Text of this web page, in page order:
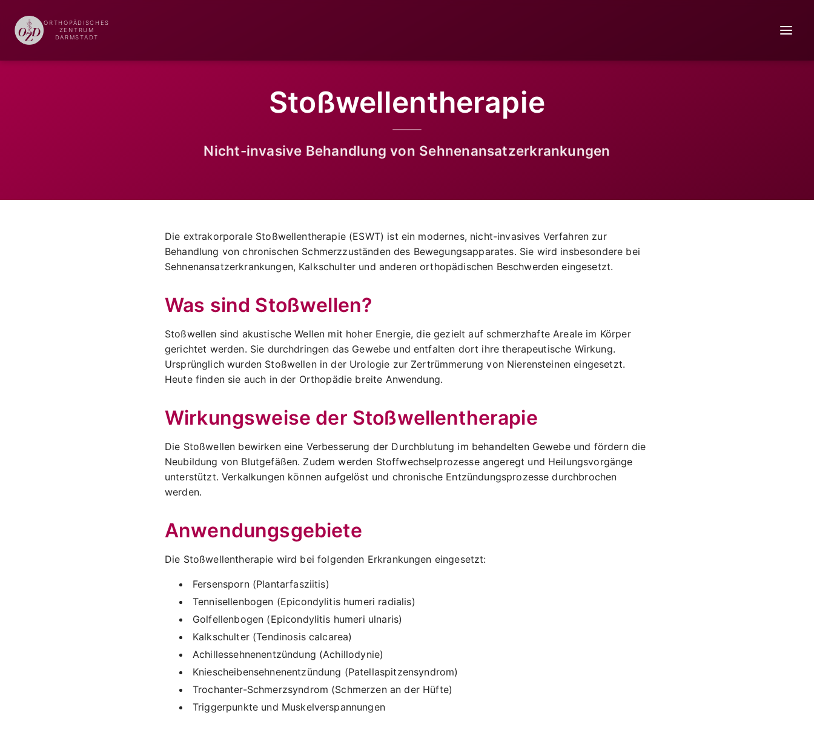
ORTHOPÄDISCHES
ZENTRUM
DARMSTADT
Stoßwellentherapie
Nicht-invasive Behandlung von Sehnenansatzerkrankungen
Die extrakorporale Stoßwellentherapie (ESWT) ist ein modernes, nicht-invasives Verfahren zur
Behandlung von chronischen Schmerzzuständen des Bewegungsapparates. Sie wird insbesondere bei
Sehnenansatzerkrankungen, Kalkschulter und anderen orthopädischen Beschwerden eingesetzt.
Was sind Stoßwellen?
Stoßwellen sind akustische Wellen mit hoher Energie, die gezielt auf schmerzhafte Areale im Körper
gerichtet werden. Sie durchdringen das Gewebe und entfalten dort ihre therapeutische Wirkung.
Ursprünglich wurden Stoßwellen in der Urologie zur Zertrümmerung von Nierensteinen eingesetzt.
Heute finden sie auch in der Orthopädie breite Anwendung.
Wirkungsweise der Stoßwellentherapie
Die Stoßwellen bewirken eine Verbesserung der Durchblutung im behandelten Gewebe und fördern die
Neubildung von Blutgefäßen. Zudem werden Stoffwechselprozesse angeregt und Heilungsvorgänge
unterstützt. Verkalkungen können aufgelöst und chronische Entzündungsprozesse durchbrochen
werden.
Anwendungsgebiete
Die Stoßwellentherapie wird bei folgenden Erkrankungen eingesetzt:
Fersensporn (Plantarfasziitis)
Tennisellenbogen (Epicondylitis humeri radialis)
Golfellenbogen (Epicondylitis humeri ulnaris)
Kalkschulter (Tendinosis calcarea)
Achillessehnenentzündung (Achillodynie)
Kniescheibensehnenentzündung (Patellaspitzensyndrom)
Trochanter-Schmerzsyndrom (Schmerzen an der Hüfte)
Triggerpunkte und Muskelverspannungen